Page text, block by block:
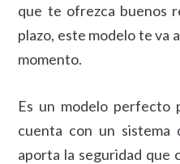
que te ofrezca buenos
plazo, este modelo te va
momento.
Es un modelo perfecto
cuenta con un sistema
aporta la seguridad que